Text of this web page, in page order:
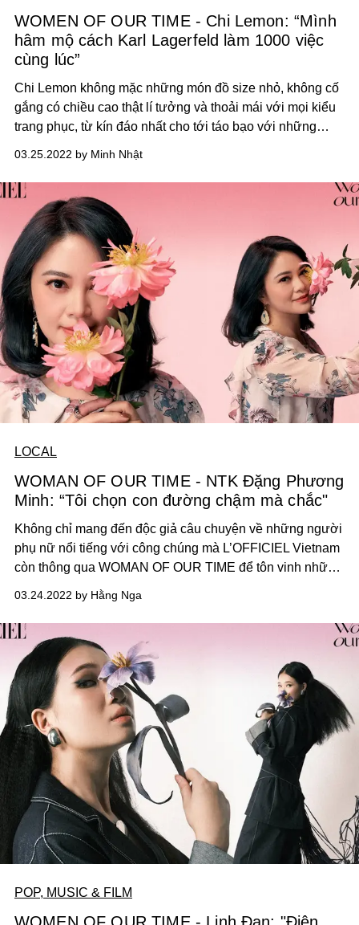
WOMEN OF OUR TIME - Chi Lemon: “Mình
hâm mộ cách Karl Lagerfeld làm 1000 việc
cùng lúc”
Chi Lemon không mặc những món đồ size nhỏ, không cố
gắng có chiều cao thật lí tưởng và thoải mái với mọi kiểu
trang phục, từ kín đáo nhất cho tới táo bạo với những
03.25.2022 by Minh Nhật
LOCAL
WOMAN OF OUR TIME - NTK Đặng Phương
Minh: “Tôi chọn con đường chậm mà chắc"
Không chỉ mang đến độc giả câu chuyện về những người
phụ nữ nổi tiếng với công chúng mà L’OFFICIEL Vietnam
còn thông qua WOMAN OF OUR TIME để tôn vinh những
đoá hoa miệt mài nơi hậu trường. NTK Đặng Phương
Minh cũng là một gương mặt mang đến những thiết kế
làm đẹp cho hàng ngàn phụ nữ khác
03.24.2022 by Hằng Nga
POP, MUSIC & FILM